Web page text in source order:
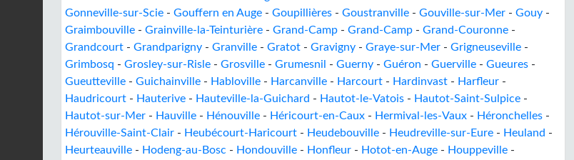
Gonneville-sur-Scie - Gouffern en Auge - Goupillières - Goustranville - Gouville-sur-Mer - Gouy -
Graimbouville - Grainville-la-Teinturière - Grand-Camp - Grand-Camp - Grand-Couronne -
Grandcourt - Grandparigny - Granville - Gratot - Gravigny - Graye-sur-Mer - Grigneuseville -
Grimbosq - Grosley-sur-Risle - Grosville - Grumesnil - Guerny - Guéron - Guerville - Gueures -
Gueutteville - Guichainville - Habloville - Harcanville - Harcourt - Hardinvast - Harfleur -
Haudricourt - Hauterive - Hauteville-la-Guichard - Hautot-le-Vatois - Hautot-Saint-Sulpice -
Hautot-sur-Mer - Hauville - Hénouville - Héricourt-en-Caux - Hermival-les-Vaux - Héronchelles -
Hérouville-Saint-Clair - Heubécourt-Haricourt - Heudebouville - Heudreville-sur-Eure - Heuland -
Heurteauville - Hodeng-au-Bosc - Hondouville - Honfleur - Hotot-en-Auge - Houppeville -